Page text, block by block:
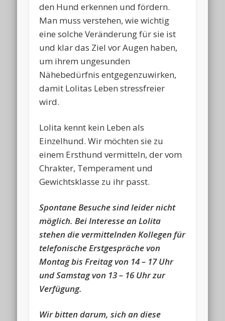
den Hund erkennen und fördern.
Man muss verstehen, wie wichtig
eine solche Veränderung für sie ist
und klar das Ziel vor Augen haben,
um ihrem ungesunden
Nähebedürfnis entgegenzuwirken,
damit Lolitas Leben stressfreier
wird.
Lolita kennt kein Leben als
Einzelhund. Wir möchten sie zu
einem Ersthund vermitteln, der vom
Chrakter, Temperament und
Gewichtsklasse zu ihr passt.
Spontane Besuche sind leider nicht
möglich. Bei Interesse an Lolita
stehen die vermittelnden Kollegen für
telefonische Erstgespräche von
Montag bis Freitag von 14 – 17 Uhr
und Samstag von 13 – 16 Uhr zur
Verfügung.
Wir bitten darum, sich an diese